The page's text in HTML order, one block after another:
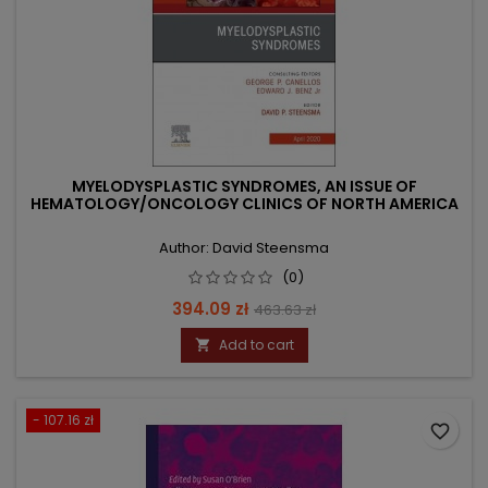
MYELODYSPLASTIC SYNDROMES, AN ISSUE OF
HEMATOLOGY/ONCOLOGY CLINICS OF NORTH AMERICA
Author: David Steensma
(0)
Price
394.09 zł Regular
price
463.63 zł
 Add to cart
- 107.16 zł
favorite_border